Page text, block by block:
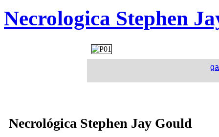
Necrologica Stephen
Necrológica Stephen Jay Gould